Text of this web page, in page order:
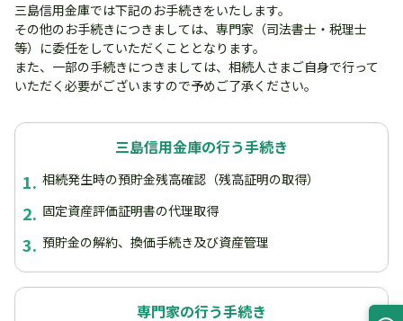
三島信用金庫では下記のお手続きをいたします。
その他のお手続きにつきましては、専門家（司法書士・税理士
等）に委任をしていただくこととなります。
また、一部の手続きにつきましては、相続人さまご自身で行って
いただく必要がございますので予めご了承ください。
三島信用金庫の行う手続き
1. 相続発生時の預貯金残高確認（残高証明の取得）
2. 固定資産評価証明書の代理取得
3. 預貯金の解約、換価手続き及び資産管理
専門家の行う手続き